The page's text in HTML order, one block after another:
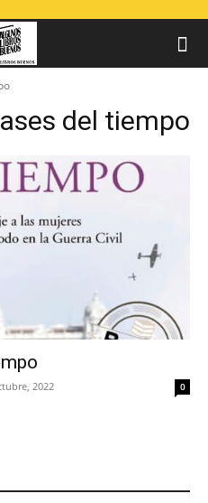
del tiempo
2022 0